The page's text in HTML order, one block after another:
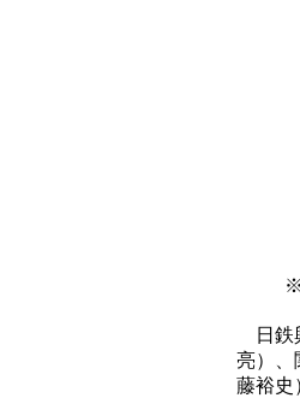
※
日鉄
亮）、
藤裕史